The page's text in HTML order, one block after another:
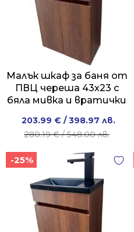
Малък шкаф за баня от
ПВЦ череша 43х23 с
бяла мивка и вратички
280.19€/ 548.00 лв.
Original
price
280.19 €
/
548.00 лв..
203.99 € / 398.97 лв.
Current
price
203.99 €
/
398.97 лв..
-25%